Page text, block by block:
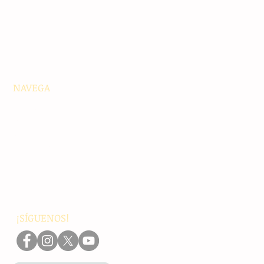
NAVEGA
¡SÍGUENOS!